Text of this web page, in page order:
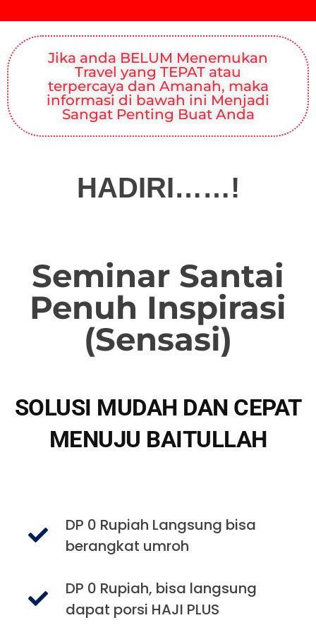
Jika anda BELUM Menemukan
Travel yang TEPAT atau
terpercaya dan Amanah, maka
informasi di bawah ini Menjadi
Sangat Penting Buat Anda
HADIRI……!
Seminar Santai
Penuh Inspirasi
(Sensasi)
SOLUSI MUDAH DAN CEPAT
MENUJU BAITULLAH
DP 0 Rupiah Langsung bisa
berangkat umroh
DP 0 Rupiah, bisa langsung
dapat porsi HAJI PLUS